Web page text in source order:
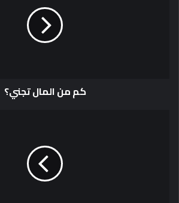
كم من المال تجني؟